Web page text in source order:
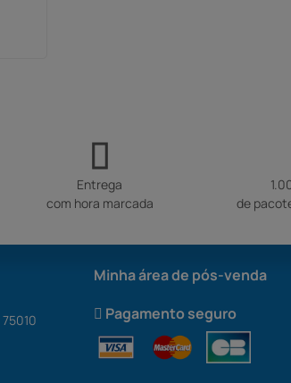
Entrega
com hora marcada
de
Minha área de pós-venda
Pagamento seguro